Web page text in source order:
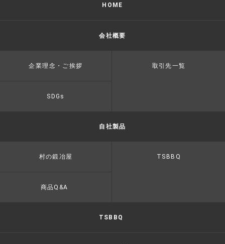
HOME
会社概要
企業理念・ご挨拶 取引先一覧
SDGs
自社製品
村の鍛冶屋 TSBBQ
商品Q&A
TSBBQ